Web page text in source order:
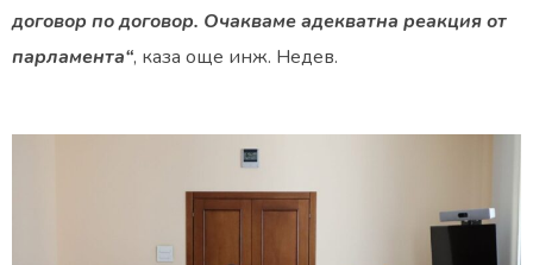
договор по договор. Очакваме адекватна реакция от
парламента“, каза още инж. Недев.